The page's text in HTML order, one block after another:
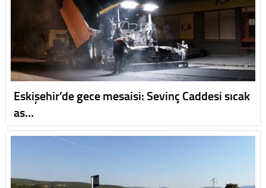
Eskişehir’de gece mesaisi: Sevinç Caddesi sıcak
as…